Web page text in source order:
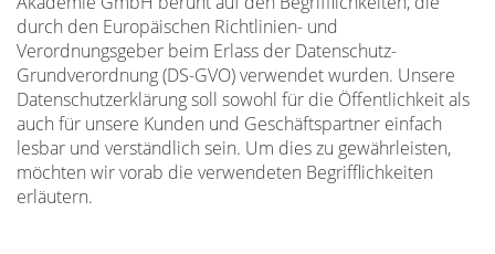
durch den Europäischen Richtlinien- und
Verordnungsgeber beim Erlass der Datenschutz-
Grundverordnung (DS-GVO) verwendet wurden. Unsere
Datenschutzerklärung soll sowohl für die Öffentlichkeit als
auch für unsere Kunden und Geschäftspartner einfach
lesbar und verständlich sein. Um dies zu gewährleisten,
möchten wir vorab die verwendeten Begrifflichkeiten
erläutern.